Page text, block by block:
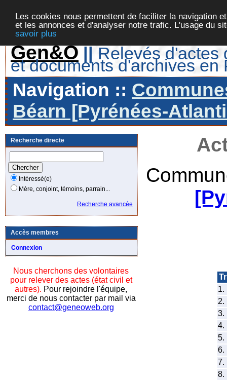
Les cookies nous permettent de faciliter la navigation
et les annonces et d'analyser notre trafic. L'usage du
savoir plus
Gen&O || Relevés d'actes
et documents d'archives en
Navigation ::
Béarn [Pyrénées-
Recherche directe
Intéressé(e)
Mère, conjoint, témoins, parrain...
Recherche avancée
Accès membres
Connexion
Nous cherchons des volontaires
pour relever des actes (état civil et
autres). Pour rejoindre l'équipe,
merci de nous contacter par mail via
contact@geneoweb.org
1.
2.
3.
4.
5.
6.
7.
8.